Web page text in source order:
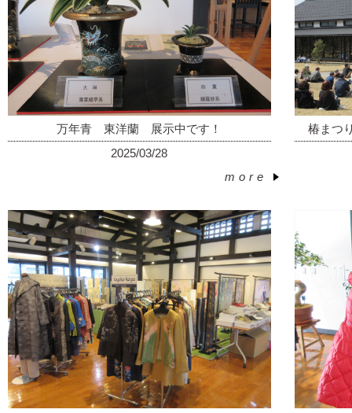
万年青 東洋蘭 展示中です！
2025/03/28
more
椿まつ